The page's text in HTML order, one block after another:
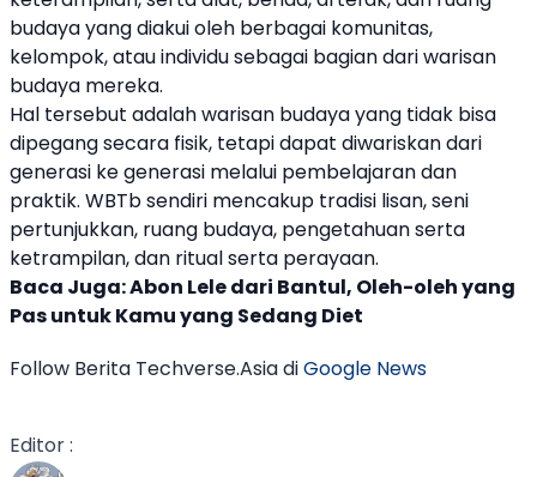
budaya yang diakui oleh berbagai komunitas,
kelompok, atau individu sebagai bagian dari warisan
budaya mereka.
Hal tersebut adalah warisan budaya yang tidak bisa
dipegang secara fisik, tetapi dapat diwariskan dari
generasi ke generasi melalui pembelajaran dan
praktik. WBTb sendiri mencakup tradisi lisan, seni
pertunjukkan, ruang budaya, pengetahuan serta
ketrampilan, dan ritual serta perayaan.
Baca Juga:Abon Lele dari Bantul, Oleh-oleh yang
Pas untuk Kamu yang Sedang Diet
Follow Berita Techverse.Asia diGoogle News
Editor :